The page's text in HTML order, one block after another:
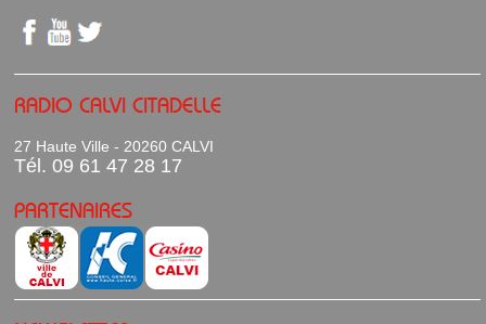
RADIO CALVI CITADELLE
27 Haute Ville - 20260 CALVI
Tél. 09 61 47 28 17
PARTENAIRES